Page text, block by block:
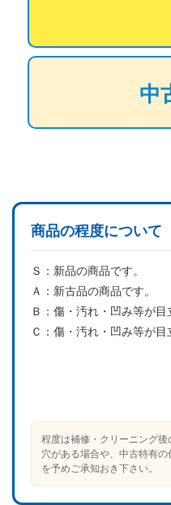
中
商品の程度について
Ｓ： 新品の商品です。
Ａ： 新古品の商品です。
Ｂ： 傷・汚れ・凹み等が目
Ｃ： 傷・汚れ・凹み等が目
程度は補修・クリーニング
穴がある場合や、中古特有の
を予めご承知おき下さい。